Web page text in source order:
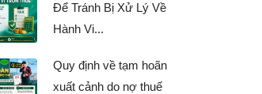
Để Tránh Bị Xử Lý Về
Hành Vi...
Quy định về tạm hoãn
xuất cảnh do nợ thuế